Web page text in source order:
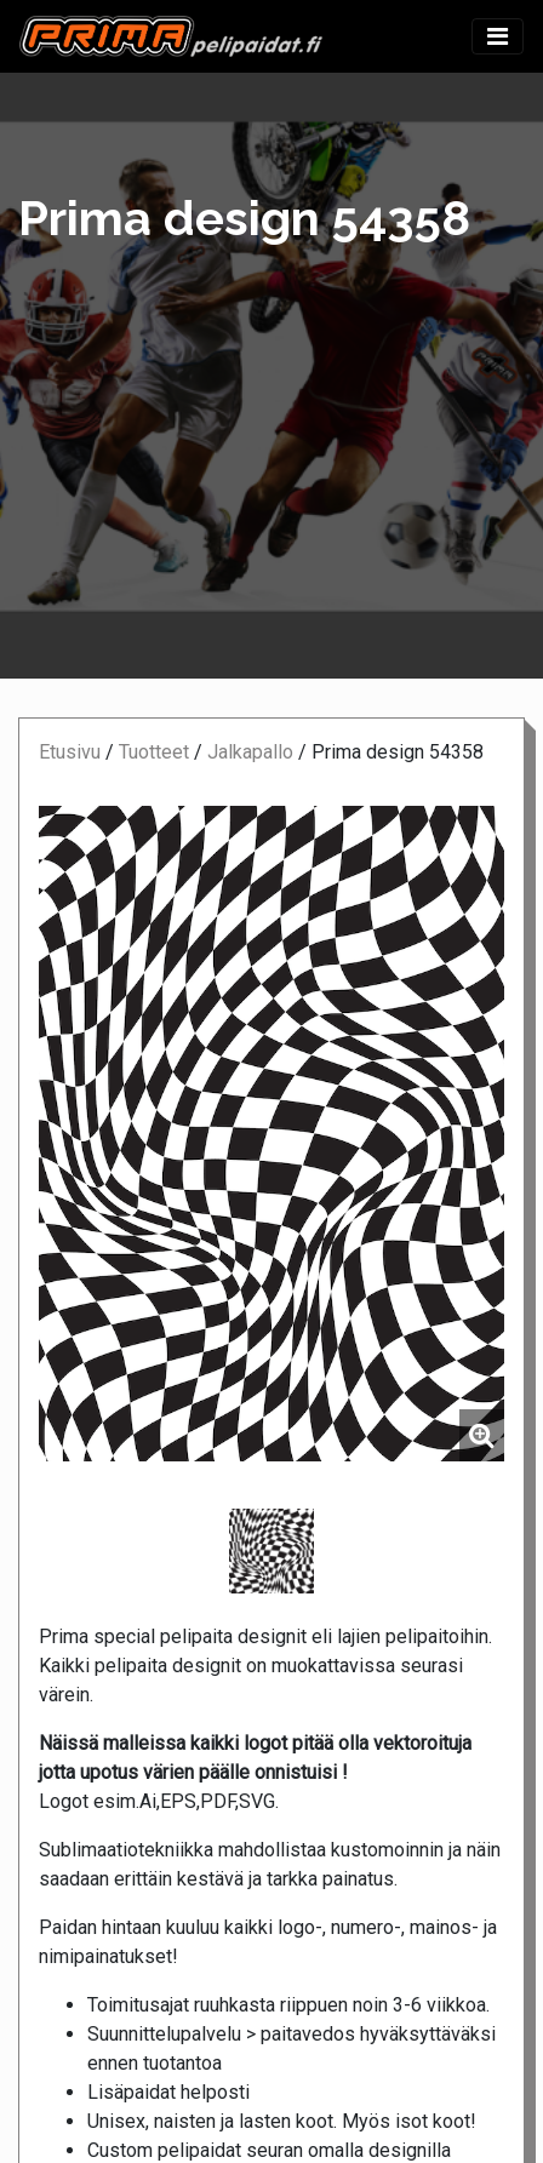
Prima design 54358
Etusivu / Tuotteet / Jalkapallo / Prima design 54358
Prima special pelipaita designit eli lajien pelipaitoihin.
Kaikki pelipaita designit on muokattavissa seurasi
värein.
Näissä malleissa kaikki logot pitää olla vektoroituja
jotta upotus värien päälle onnistuisi !
Logot esim.Ai,EPS,PDF,SVG.
Sublimaatiotekniikka mahdollistaa kustomoinnin ja näin
saadaan erittäin kestävä ja tarkka painatus.
Paidan hintaan kuuluu kaikki logo-, numero-, mainos- ja
nimipainatukset!
Toimitusajat ruuhkasta riippuen noin 3-6 viikkoa.
Suunnittelupalvelu > paitavedos hyväksyttäväksi
ennen tuotantoa
Lisäpaidat helposti
Unisex, naisten ja lasten koot. Myös isot koot!
Custom pelipaidat seuran omalla designilla